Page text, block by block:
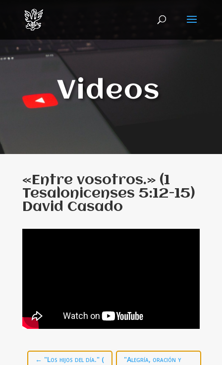
Videos
«Entre vosotros.» (1
Tesalonicenses 5:12-15)
David Casado
← "Los hijos del día." (
"Alegría, oración y